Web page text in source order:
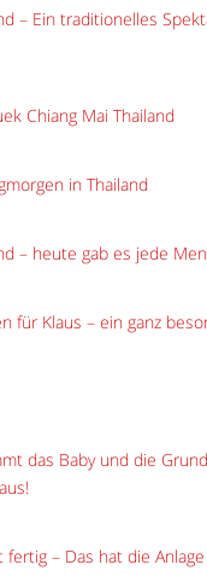
– Ein traditionelles
Chiang Mai Thailand
in Thailand
– heute gab es jede
für Klaus – ein ganz
das Baby und die
– Das hat die